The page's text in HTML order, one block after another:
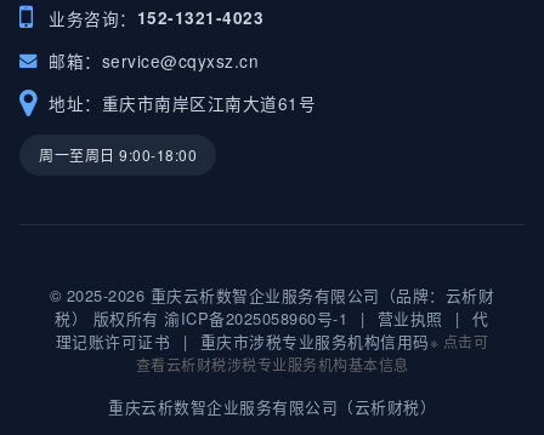
业务咨询： 152-1321-4023
邮箱： service@cqyxsz.cn
地址：重庆市南岸区江南大道61号
周一至周日 9:00-18:00
© 2025-2026 重庆云析数智企业服务有限公司（品牌：云析财
税） 版权所有渝ICP备2025058960号-1 | 营业执照 |
代
理记账许可证书
| 重庆市涉税专业服务机构信用码※ 点击可
查看云析财税涉税专业服务机构基本信息
重庆云析数智企业服务有限公司（云析财税）